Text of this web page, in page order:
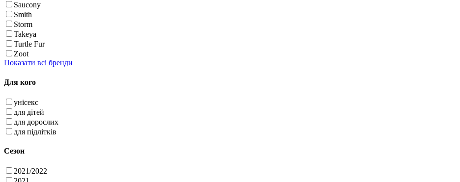
Saucony
Smith
Storm
Takeya
Turtle Fur
Zoot
Показати всі бренди
Для кого
унісекс
для дітей
для дорослих
для підлітків
Сезон
2021/2022